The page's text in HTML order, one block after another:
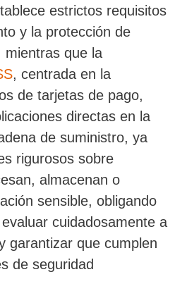
estrictos requisitos
y la protección de
mientras que la
, centrada en la
de tarjetas de pago,
directas en la
de suministro, ya
rigurosos sobre
almacenan o
sensible, obligando
cuidadosamente a
garantizar que cumplen
de seguridad